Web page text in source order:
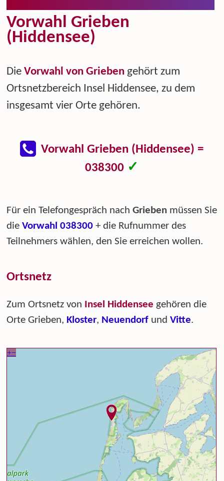
Vorwahl Grieben
(Hiddensee)
DieVorwahl von Grieben gehört zum
Ortsnetzbereich Insel Hiddensee, zu dem
insgesamt vier Orte gehören.
Vorwahl Grieben (Hiddensee) =
038300 ✓
Für ein Telefongespräch nachGrieben müssen Sie
dieVorwahl 038300 + die Rufnummer des
Teilnehmers wählen, den Sie erreichen wollen.
Ortsnetz
Zum Ortsnetz von Insel Hiddensee gehören die
Orte Grieben, Kloster, Neuendorf undVitte.